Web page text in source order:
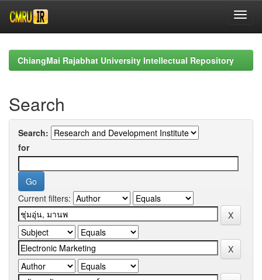
navigationChiangMai Rajabhat University Intellectual Repository
Search
Search:
for
Current filters: